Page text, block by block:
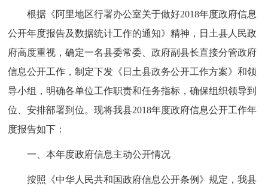
根据《阿里地区行署办公室关于做好2018年度政府信息
公开年度报告及数据统计工作的通知》精神，日土县人民政
府高度重视，确定一名县委常委、政府副县长直接分管政府
信息公开工作，制定下发《日土县政务公开工作方案》和领
导小组，明确各单位工作职责和任务指标，确保组织领导到
位、安排部署到位。现将我县2018年度政府信息公开工作年
度报告如下：
一、本年度政府信息主动公开情况
按照《中华人民共和国政府信息公开条例》规定，我县